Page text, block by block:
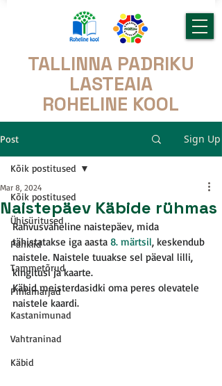
TALLINNA PADRIKU
LASTEAIA
ROHELINE KOOL
Post Sign Up
Kõik postitused
Ühisüritused
Pähklid
Tammetõrud
Pihlamarjad
Kastanimunad
Vahtraninad
Käbid
Kõik postitused
Naistepäev Käbide rühmas
Mar 8, 2024
Rahvusvaheline naistepäev, mida
tähistatakse iga aasta 8. märtsil, keskendub
naistele. Naistele tuuakse sel päeval lilli,
kingitusi ja kaarte.
Käbid meisterdasidki oma peres olevatele
naistele kaardi.